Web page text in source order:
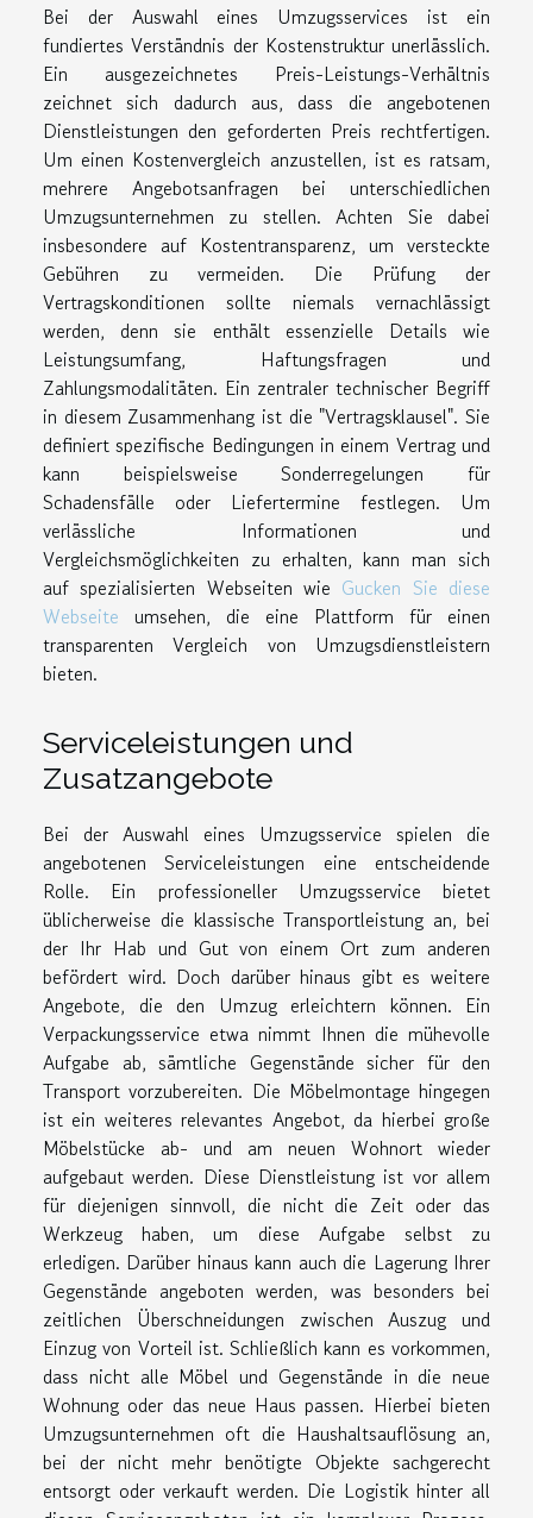
Bei der Auswahl eines Umzugsservices ist ein
fundiertes Verständnis der Kostenstruktur unerlässlich.
Ein ausgezeichnetes Preis-Leistungs-Verhältnis
zeichnet sich dadurch aus, dass die angebotenen
Dienstleistungen den geforderten Preis rechtfertigen.
Um einen Kostenvergleich anzustellen, ist es ratsam,
mehrere Angebotsanfragen bei unterschiedlichen
Umzugsunternehmen zu stellen. Achten Sie dabei
insbesondere auf Kostentransparenz, um versteckte
Gebühren zu vermeiden. Die Prüfung der
Vertragskonditionen sollte niemals vernachlässigt
werden, denn sie enthält essenzielle Details wie
Leistungsumfang, Haftungsfragen und
Zahlungsmodalitäten. Ein zentraler technischer Begriff
in diesem Zusammenhang ist die "Vertragsklausel". Sie
definiert spezifische Bedingungen in einem Vertrag und
kann beispielsweise Sonderregelungen für
Schadensfälle oder Liefertermine festlegen. Um
verlässliche Informationen und
Vergleichsmöglichkeiten zu erhalten, kann man sich
auf spezialisierten Webseiten wie Gucken Sie diese
Webseite umsehen, die eine Plattform für einen
transparenten Vergleich von Umzugsdienstleistern
bieten.
Serviceleistungen und
Zusatzangebote
Bei der Auswahl eines Umzugsservice spielen die
angebotenen Serviceleistungen eine entscheidende
Rolle. Ein professioneller Umzugsservice bietet
üblicherweise die klassische Transportleistung an, bei
der Ihr Hab und Gut von einem Ort zum anderen
befördert wird. Doch darüber hinaus gibt es weitere
Angebote, die den Umzug erleichtern können. Ein
Verpackungsservice etwa nimmt Ihnen die mühevolle
Aufgabe ab, sämtliche Gegenstände sicher für den
Transport vorzubereiten. Die Möbelmontage hingegen
ist ein weiteres relevantes Angebot, da hierbei große
Möbelstücke ab- und am neuen Wohnort wieder
aufgebaut werden. Diese Dienstleistung ist vor allem
für diejenigen sinnvoll, die nicht die Zeit oder das
Werkzeug haben, um diese Aufgabe selbst zu
erledigen. Darüber hinaus kann auch die Lagerung Ihrer
Gegenstände angeboten werden, was besonders bei
zeitlichen Überschneidungen zwischen Auszug und
Einzug von Vorteil ist. Schließlich kann es vorkommen,
dass nicht alle Möbel und Gegenstände in die neue
Wohnung oder das neue Haus passen. Hierbei bieten
Umzugsunternehmen oft die Haushaltsauflösung an,
bei der nicht mehr benötigte Objekte sachgerecht
entsorgt oder verkauft werden. Die Logistik hinter all